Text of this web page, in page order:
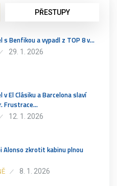
PŘESTUPY
s Benfikou a vypadl z TOP 8 v…
29. 1. 2026
v El Clásiku a Barcelona slaví
Frustrace…
12. 1. 2026
Alonso zkrotit kabinu plnou
8. 1. 2026